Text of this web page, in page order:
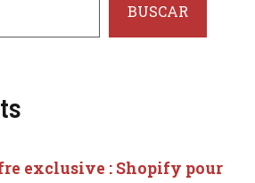
BUSCAR
exclusive : Shopify pour